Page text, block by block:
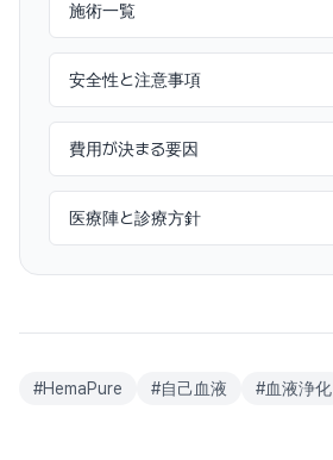
施術一覧
安全性と注意事項
費用が決まる要因
医療陣と診療方針
#HemaPure #自己血液 #血液浄化